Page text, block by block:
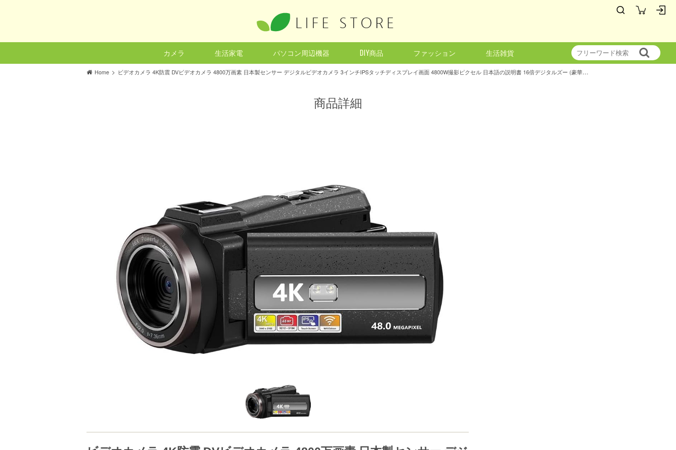
カメラ 生活家電 パソコン周辺機器 DIY商品 ファッション 生活雑貨
Home > ビデオカメラ 4K防震 DVビデオカメラ 4800万画素 日本製センサー デジタルビデオカメラ 3インチIPSタッチディスプレイ画面 4800W撮影ピクセル 日本語の説明書 16倍デジタルズー (豪華版+SD32GB)
商品詳細